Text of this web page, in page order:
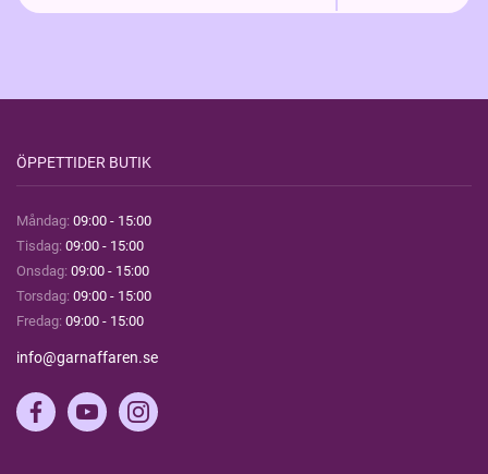
ÖPPETTIDER BUTIK
Måndag: 09:00 - 15:00
Tisdag: 09:00 - 15:00
Onsdag: 09:00 - 15:00
Torsdag: 09:00 - 15:00
Fredag: 09:00 - 15:00
info@garnaffaren.se